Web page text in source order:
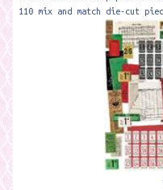
110 mix and match die-cut
music sheets and...